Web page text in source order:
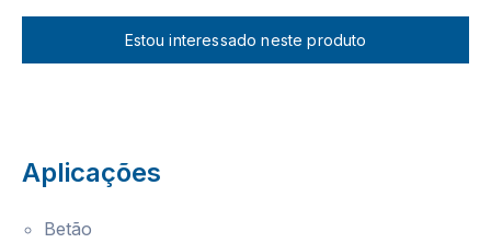
Estou interessado neste produto
Aplicações
Betão